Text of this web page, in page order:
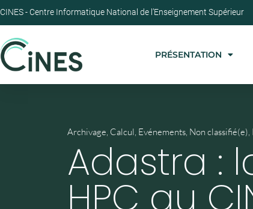
CINES - Centre Informatique National de l’Enseignement Supérieur
PRÉSENTATION
Archivage, Calcul, Evénements, Non classifié(e),
Adastra :
HPC au